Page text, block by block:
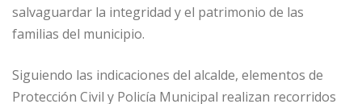
salvaguardar la integridad y el patrimonio de las
familias del municipio.
Siguiendo las indicaciones del alcalde, elementos de
Protección Civil y Policía Municipal realizan recorridos